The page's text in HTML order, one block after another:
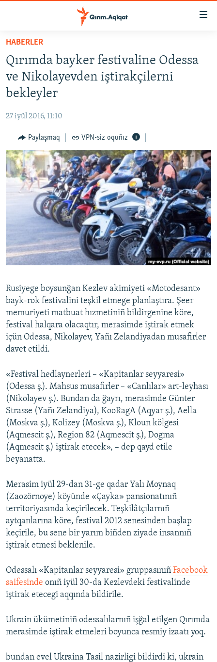
Esas
qaytmaq
Baş
navigatsiyağa
qaytmaq
Qıdıruvğa
qaytmaq
HABERLER
SİYASET
İQTİSADİYAT
MEDENİYET
İNSAN AQLARI
VİDEO
SÜRET
BLOGLAR
Русский
Українською
RFE/RS bütün saytları
HABERLER
Qırımda bayker festivaline Odessa
ve Nikolayevden iştirakçilerni
bekleyler
27 iyül 2016, 11:10
Paylaşmaq VPN-siz oquñız
Rusiyege boysunğan Kezlev akimiyeti «Motodesant»
bayk-rok festivalini teşkil etmege planlaştıra. Şeer
memuriyeti matbuat hızmetiniñ bildirgenine köre,
festival halqara olacaqtır, merasimde iştirak etmek
içün Odessa, Nikolayev, Yañı Zelandiyadan musafirler
davet etildi.
«Festival hedlaynerleri – «Kapitanlar seyyaresi»
(Odessa ş.). Mahsus musafirler – «Canlılar» art-leyhası
(Nikolayev ş.). Bundan da ğayrı, merasimde Günter
Strasse (Yañı Zelandiya), KooRagA (Aqyar ş.), Aella
(Moskva ş.), Kolizey (Moskva ş.), Kloun kölgesi
(Aqmescit ş.), Region 82 (Aqmescit ş.), Dogma
(Aqmescit ş.) iştirak etecek», – dep qayd etile
beyanatta.
Merasim iyül 29-dan 31-ge qadar Yalı Moynaq
(Zaozörnoye) köyünde «Çayka» pansionatınıñ
territoriyasında keçirilecek. Teşkilâtçılarnıñ
aytqanlarına köre, festival 2012 senesinden başlap
keçirile, bu sene bir yarım biñden ziyade insannıñ
iştirak etmesi beklenile.
Odessalı «Kapitanlar seyyaresi» gruppasınıñ Facebook
saifesinde onıñ iyül 30-da Kezlevdeki festivalinde
iştirak etecegi aqqında bildirile.
Ukrain ükümetiniñ odessalılarnıñ işğal etilgen Qırımda
merasimde iştirak etmeleri boyunca resmiy izaatı yoq.
bundan evel Ukraina Tasil nazirligi bildirdi ki, ukrain